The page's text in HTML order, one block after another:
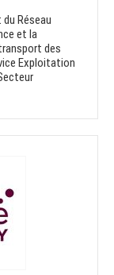
Réseau
et la
des
Exploitation